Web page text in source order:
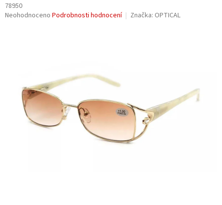
78950
Průměrné
Neohodnoceno Podrobnosti hodnocení Značka: OPTICAL